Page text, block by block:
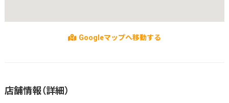
Googleマップへ移動する
店舗情報（詳細）